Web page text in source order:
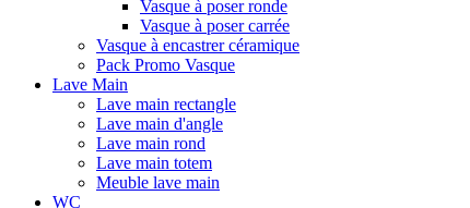
Vasque à poser ronde
Vasque à poser carrée
Vasque à encastrer céramique
Pack Promo Vasque
Lave Main
Lave main rectangle
Lave main d'angle
Lave main rond
Lave main totem
Meuble lave main
WC